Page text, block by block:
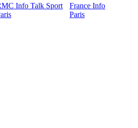
Info Talk Sport
France Info
Paris